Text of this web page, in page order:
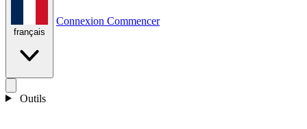
français
Connexion Commencer
Outils